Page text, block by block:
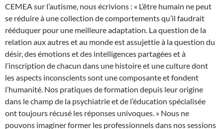
CEMEA sur l’autisme, nous écrivions : « L’être humain ne peut
se réduire à une collection de comportements qu’il faudrait
rééduquer pour une meilleure adaptation. La question de la
relation aux autres et au monde est assujettie à la question du
désir, des émotions et des intelligences partagées et à
l’inscription de chacun dans une histoire et une culture dont
les aspects inconscients sont une composante et fondent
l’humanité. Nos pratiques de formation depuis leur origine
dans le champ de la psychiatrie et de l’éducation spécialisée
ont toujours récusé les réponses univoques. » Nous ne
pouvons imaginer former les professionnels dans nos sessions